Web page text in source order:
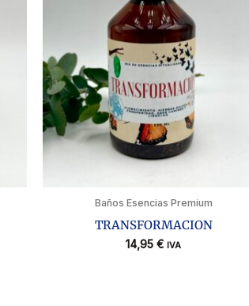
Baños Esencias Premium
TRANSFORMACION
14,95 € IVA